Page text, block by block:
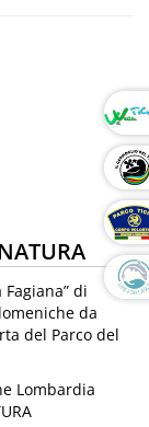
di
da
del Parco del
Lombardia